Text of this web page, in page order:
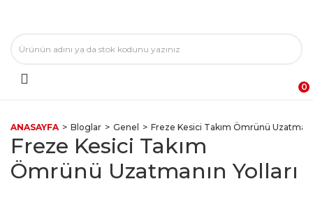
0
ANASAYFA Bloglar Genel Freze Kesici Takım Ömrünü
Freze Kesici Takım
Ömrünü Uzatmanın Yolları